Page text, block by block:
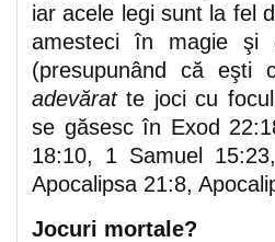
iar acele legi sunt la fel
amesteci în magie şi
(presupunând că
adevăratte joci cu
se găsesc în Exod
18:10, 1 Samuel
Apocalipsa 21:8,
Jocuri mortale?